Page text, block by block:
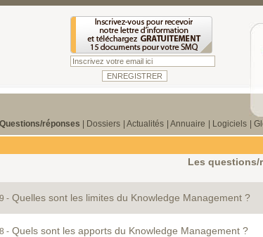
Questions/réponses Dossiers Actualités Annuaire Logiciels
Les questions/
- Quelles sont les limites du Knowledge Management ?
- Quels sont les apports du Knowledge Management ?